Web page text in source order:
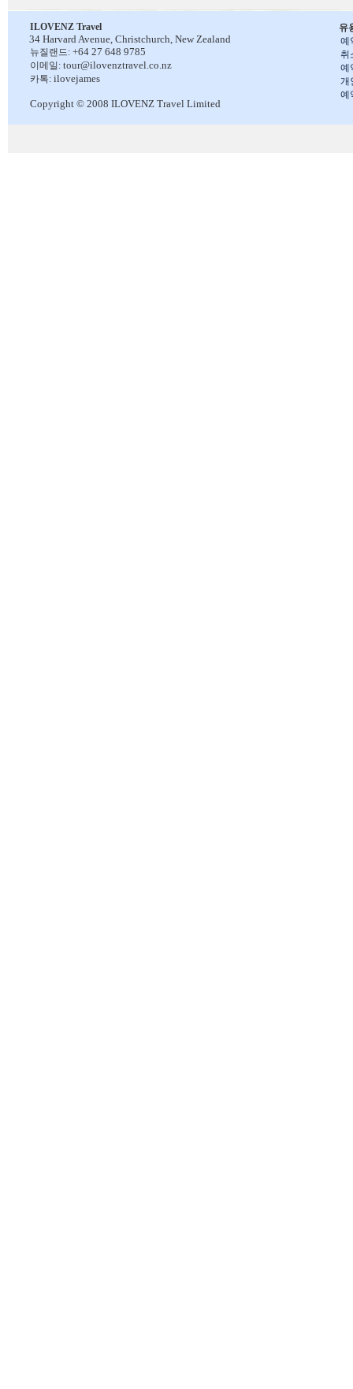
유
예
취
예
개
예
ILOVENZ Travel
34 Harvard Avenue, Christchurch, New Zealand
뉴질랜드: +64 27 648 9785
이메일: tour@ilovenztravel.co.nz
카톡: ilovejames
Copyright © 2008 ILOVENZ Travel Limited